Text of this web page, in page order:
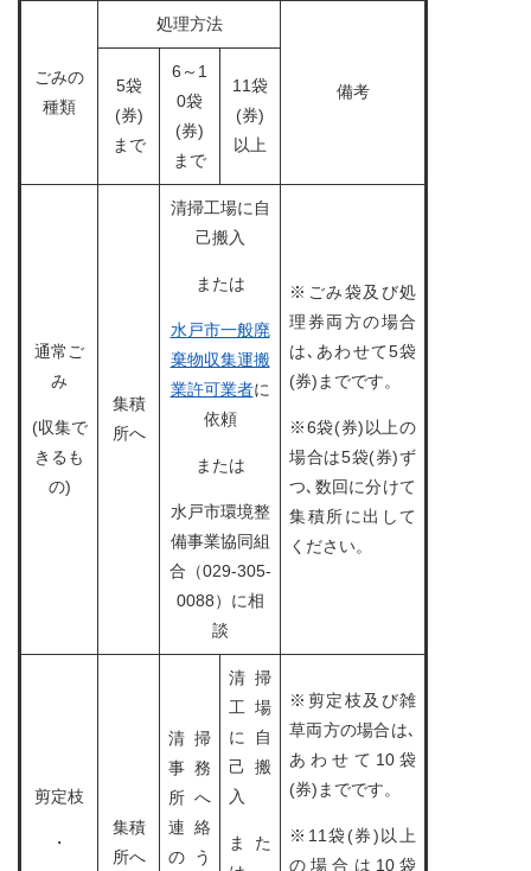
ごみの
種類
処理方法
備考
5袋
(券)
まで
6～1
0袋
(券)
まで
11袋
(券)
以上
通常ご
み
(収集で
きるも
の)
集積
所へ
清掃工場に自
己搬入
または
水戸市一般廃
棄物収集運搬
業許可業者に
依頼
または
水戸市環境整
備事業協同組
合（029-305-
0088）に相
談
※ごみ袋及び処
理券両方の場合
は､あわせて5袋
(券)までです。
※6袋(券)以上の
場合は5袋(券)ず
つ､数回に分けて
集積所に出して
ください。
剪定枝
・
集積
所へ
清掃
事務
所へ
連絡
のう
清掃
工場
に自
己搬
入
また
※剪定枝及び雑
草両方の場合は､
あわせて10袋
(券)までです。
※11袋(券)以上
の場合は10袋